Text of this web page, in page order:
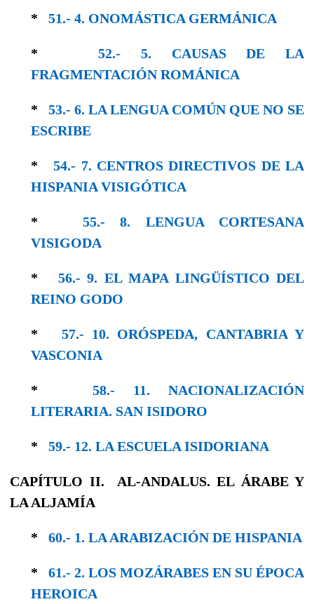
* 51.- 4. ONOMÁSTICA GERMÁNICA
*52.- 5. CAUSAS DE LA
FRAGMENTACIÓN ROMÁNICA
* 53.- 6. LA LENGUA COMÚN QUE NO SE
ESCRIBE
*54.- 7. CENTROS DIRECTIVOS DE LA
HISPANIA VISIGÓTICA
* 55.- 8. LENGUA CORTESANA
VISIGODA
* 56.- 9. EL MAPA LINGÜÍSTICO DEL
REINO GODO
* 57.- 10. ORÓSPEDA, CANTABRIA Y
VASCONIA
* 58.- 11. NACIONALIZACIÓN
LITERARIA. SAN ISIDORO
* 59.- 12. LA ESCUELA ISIDORIANA
CAPÍTULO II. AL-ANDALUS. EL ÁRABE Y
LA ALJAMÍA
* 60.- 1. LA ARABIZACIÓN DE HISPANIA
* 61.- 2. LOS MOZÁRABES EN SU ÉPOCA
HE­ROICA